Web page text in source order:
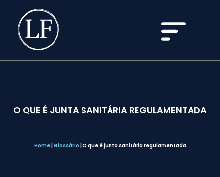
O QUE É JUNTA SANITÁRIA REGULAMENTADA
Home| Glossário O que é junta sanitária regulamentada